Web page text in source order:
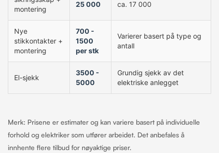
montering
25 000
ca. 17 000
Nye
stikkontakter +
montering
700 -
1500
per stk
Varierer basert på type og
antall
El-sjekk
3500 -
5000
Grundig sjekk av det
elektriske anlegget
Merk: Prisene er estimater og kan variere basert på individuelle
forhold og elektriker som utfører arbeidet. Det anbefales å
innhente flere tilbud for nøyaktige priser.